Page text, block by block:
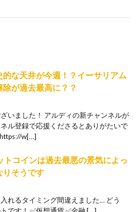
的な天井が今週！？イーサリアム
が過去最高に？？
いました！ アルディの新チャンネルが
ル登録で応援くださるとありがたいで
w[…]
トコインは過去最悪の景気によっ
りそうです
れるタイミング間違えました… どう